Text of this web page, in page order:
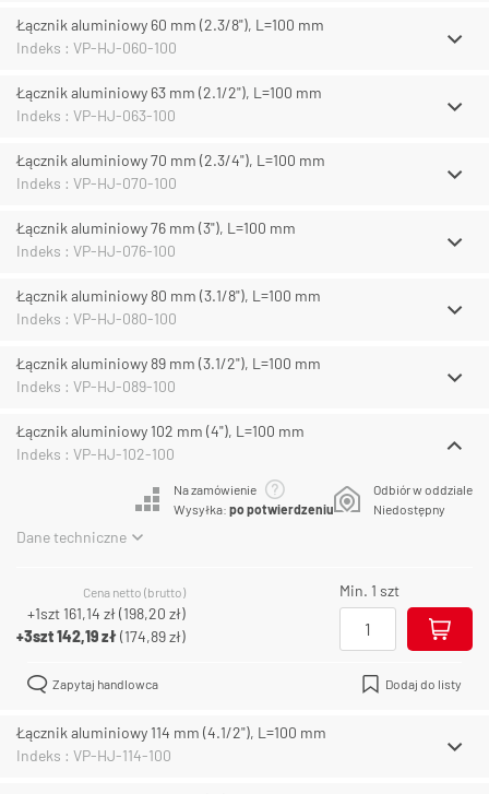
Łącznik aluminiowy 60 mm (2.3/8"), L=100 mm
Indeks : VP-HJ-060-100
Łącznik aluminiowy 63 mm (2.1/2"), L=100 mm
Indeks : VP-HJ-063-100
Łącznik aluminiowy 70 mm (2.3/4"), L=100 mm
Indeks : VP-HJ-070-100
Łącznik aluminiowy 76 mm (3"), L=100 mm
Indeks : VP-HJ-076-100
Łącznik aluminiowy 80 mm (3.1/8"), L=100 mm
Indeks : VP-HJ-080-100
Łącznik aluminiowy 89 mm (3.1/2"), L=100 mm
Indeks : VP-HJ-089-100
Łącznik aluminiowy 102 mm (4"), L=100 mm
Indeks : VP-HJ-102-100
Na zamówienie
Wysyłka: po potwierdzeniu
Odbiór w oddziale
Niedostępny
Dane techniczne
Cena netto (brutto)
+1szt 161,14 zł(198,20 zł)
+3szt142,19 zł(174,89 zł)
Min. 1 szt
Zapytaj handlowca Dodaj do listy
Łącznik aluminiowy 114 mm (4.1/2"), L=100 mm
Indeks : VP-HJ-114-100